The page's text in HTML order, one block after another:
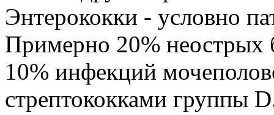
Энтерококки - условно
Примерно 20% неострых
10% инфекций
стрептококками группы